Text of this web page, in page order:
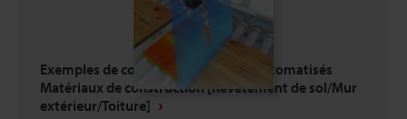
Exemples de contrôles et mesures automatisés
Matériaux de construction [Revêtement de sol/Mur
extérieur/Toiture]